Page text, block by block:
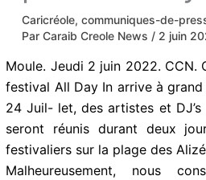
Caricréole,communiques-de-
ParCaraib Creole News / 2 juin
Moule. Jeudi 2 juin 2022. CCN.
festival All Day In arrive à
24 Juil- let, des artistes et
seront réunis durant deux
festivaliers sur la plage des
Malheureusement, nous